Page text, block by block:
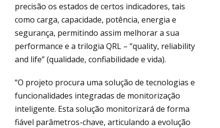
precisão os estados de certos indicadores, tais
como carga, capacidade, potência, energia e
segurança, permitindo assim melhorar a sua
performance e a trilogia QRL – “quality, reliability
and life” (qualidade, confiabilidade e vida).
“O projeto procura uma solução de tecnologias e
funcionalidades integradas de monitorização
inteligente. Esta solução monitorizará de forma
fiável parâmetros-chave, articulando a evolução